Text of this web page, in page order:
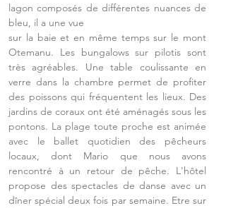
lagon composés de différentes nuances de
bleu, il a une vue
sur la baie et en même temps sur le mont
Otemanu. Les bungalows sur pilotis sont
très agréables. Une table coulissante en
verre dans la chambre permet de profiter
des poissons qui fréquentent les lieux. Des
jardins de coraux ont été aménagés sous les
pontons. La plage toute proche est animée
avec le ballet quotidien des pêcheurs
locaux, dont Mario que nous avons
rencontré à un retour de pêche. L'hôtel
propose des spectacles de danse avec un
dîner spécial deux fois par semaine. Etre sur